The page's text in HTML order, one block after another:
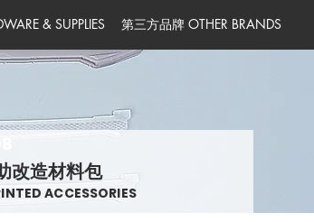
& SUPPLIES 第三方品牌 OTHER BRANDS
改造材料包
ACCESSORIES